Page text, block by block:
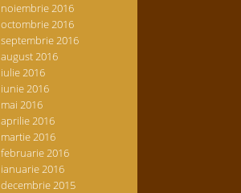
noiembrie 2016
octombrie 2016
septembrie 2016
august 2016
iulie 2016
iunie 2016
mai 2016
aprilie 2016
martie 2016
februarie 2016
ianuarie 2016
decembrie 2015